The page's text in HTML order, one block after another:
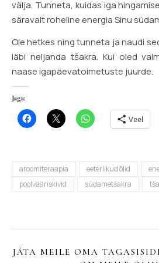
välja. Tunneta, kuidas iga
säravalt roheline energia Sinu
Ole hetkes ning tunneta ja naudi
läbi neljanda tšakra. Kui oled
naase igapäevatoimetuste juurde.
Jaga:
Veel
aroomiteraapia eeterlikud õlid
poolvääriskivid
südametšakra
JÄTA MEILE OMA